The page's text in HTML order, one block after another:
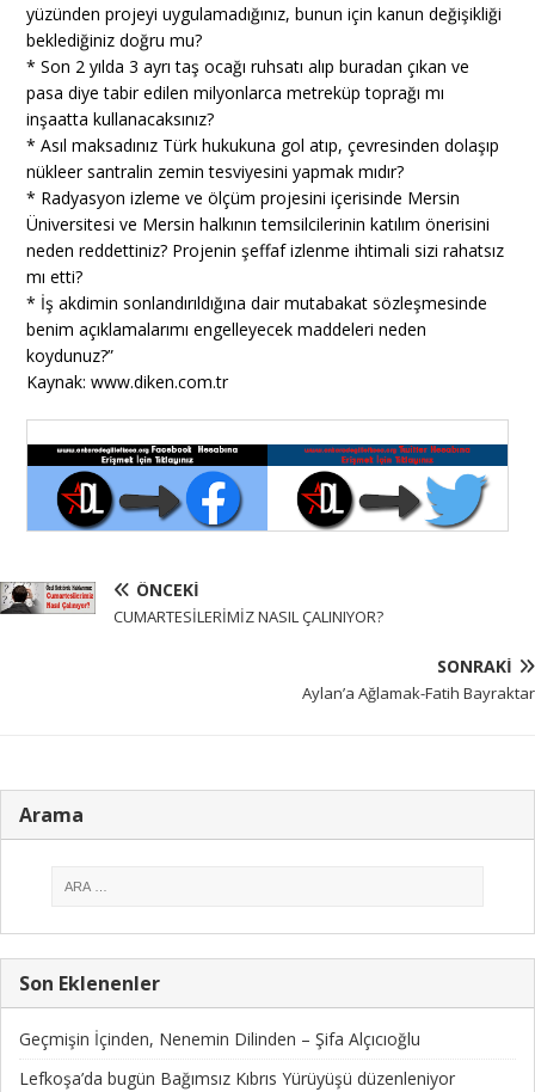
yüzünden projeyi uygulamadığınız, bunun için kanun değişikliği
beklediğiniz doğru mu?
* Son 2 yılda 3 ayrı taş ocağı ruhsatı alıp buradan çıkan ve
pasa diye tabir edilen milyonlarca metreküp toprağı mı
inşaatta kullanacaksınız?
* Asıl maksadınız Türk hukukuna gol atıp, çevresinden dolaşıp
nükleer santralin zemin tesviyesini yapmak mıdır?
* Radyasyon izleme ve ölçüm projesini içerisinde Mersin
Üniversitesi ve Mersin halkının temsilcilerinin katılım önerisini
neden reddettiniz? Projenin şeffaf izlenme ihtimali sizi rahatsız
mı etti?
* İş akdimin sonlandırıldığına dair mutabakat sözleşmesinde
benim açıklamalarımı engelleyecek maddeleri neden
koydunuz?”
Kaynak: www.diken.com.tr
ÖNCEKI
CUMARTESİLERİMİZ NASIL ÇALINIYOR?
SONRAKI
Aylan’a Ağlamak-Fatih Bayraktar
Arama
Son Eklenenler
Geçmişin İçinden, Nenemin Dilinden – Şifa Alçıcıoğlu
Lefkoşa’da bugün Bağımsız Kıbrıs Yürüyüşü düzenleniyor